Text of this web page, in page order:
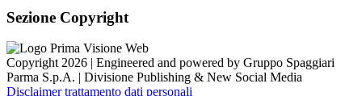
Sezione Copyright
Copyright 2026 | Engineered and powered by Gruppo Spaggiari
Parma S.p.A. | Divisione Publishing & New Social Media
Disclaimer trattamento dati personali